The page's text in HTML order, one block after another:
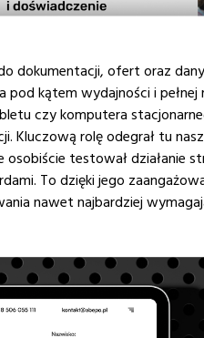
dokumentacji, ofert oraz
kątem wydajności i pełnej
czy komputera
Kluczową rolę odegrał tu
testował działanie
To dzięki jego
nawet najbardziej